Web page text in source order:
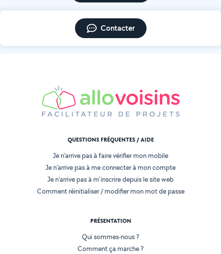
Contacter
QUESTIONS FRÉQUENTES / AIDE
Je n'arrive pas à faire vérifier mon mobile
Je n'arrive pas à me connecter à mon compte
Je n'arrive pas à m'inscrire depuis le site web
Comment réinitialiser / modifier mon mot de passe
PRÉSENTATION
Qui sommes-nous ?
Comment ça marche ?